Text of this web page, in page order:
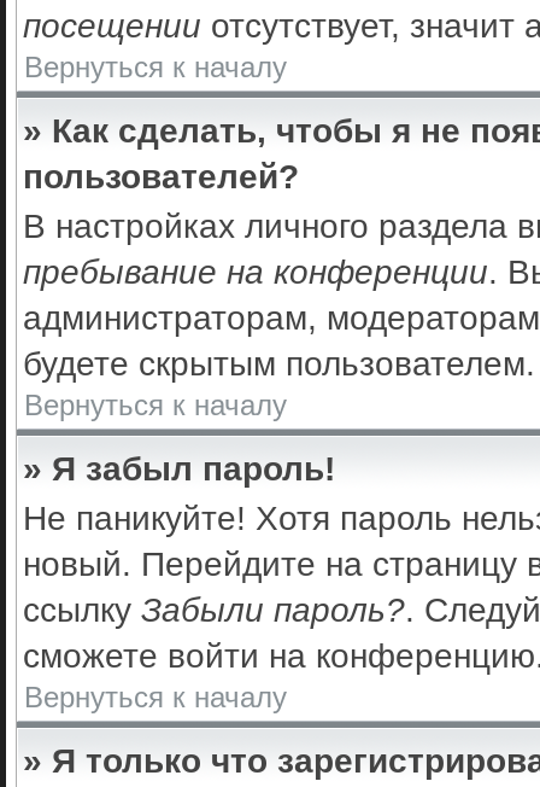
посещении отсутствует,
Вернуться к началу
» Как сделать, чтобы я не
пользователей?
В настройках личного раздела
пребывание на конференции.
администраторам,
будете скрытым пользователем.
Вернуться к началу
» Я забыл пароль!
Не паникуйте! Хотя пароль
новый. Перейдите на
ссылку Забыли пароль?.
сможете войти на
Вернуться к началу
» Я только что